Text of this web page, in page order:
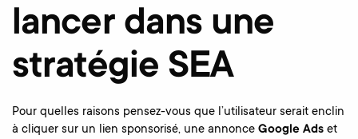
lancer dans une
stratégie SEA
Pour quelles raisons pensez-vous que l’utilisateur serait enclin
à cliquer sur un lien sponsorisé, une annonce Google Ads et